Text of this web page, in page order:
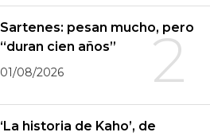
2
Sartenes: pesan mucho, pero
“duran cien años”
01/08/2026
‘La historia de Kaho’, de